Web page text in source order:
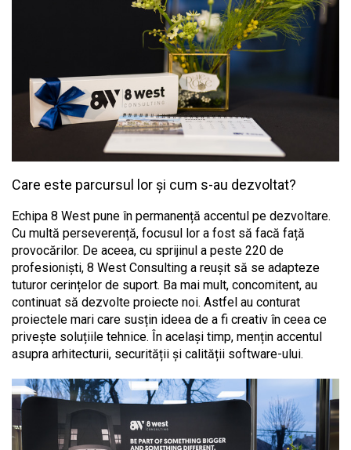
Care este parcursul lor și cum s-au dezvoltat?
Echipa 8 West pune în permanență accentul pe dezvoltare.
Cu multă perseverență, focusul lor a fost să facă față
provocărilor. De aceea, cu sprijinul a peste 220 de
profesioniști, 8 West Consulting a reușit să se adapteze
tuturor cerințelor de suport. Ba mai mult, concomitent, au
continuat să dezvolte proiecte noi. Astfel au conturat
proiectele mari care susțin ideea de a fi creativ în ceea ce
privește soluțiile tehnice. În același timp, mențin accentul
asupra arhitecturii, securității și calității software-ului.